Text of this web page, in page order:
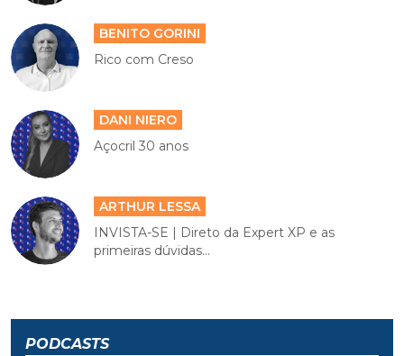
BENITO GORINI
Rico com Creso
DANI NIERO
Açocril 30 anos
ARTHUR LESSA
INVISTA-SE | Direto da Expert XP e as
primeiras dúvidas...
PODCASTS